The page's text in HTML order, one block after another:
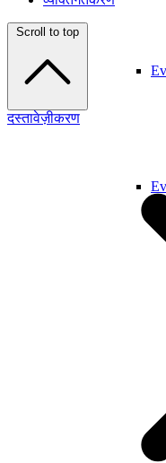
Scroll to top
दस्तावेज़ीकरण